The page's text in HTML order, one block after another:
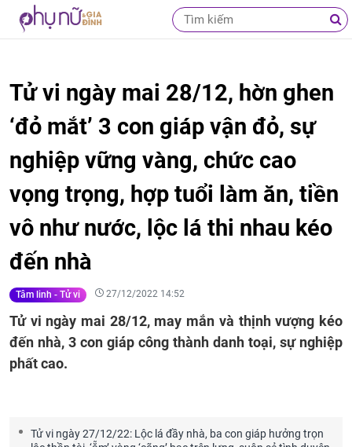
Tử vi ngày mai 28/12, hờn ghen
‘đỏ mắt’ 3 con giáp vận đỏ, sự
nghiệp vững vàng, chức cao
vọng trọng, hợp tuổi làm ăn, tiền
vô như nước, lộc lá thi nhau kéo
đến nhà
Tâm linh - Tử vi 27/12/2022 14:52
Tử vi ngày mai 28/12, may mắn và thịnh vượng kéo
đến nhà, 3 con giáp công thành danh toại, sự nghiệp
phất cao.
Tử vi ngày 27/12/22: Lộc lá đầy nhà, ba con giáp hưởng trọn